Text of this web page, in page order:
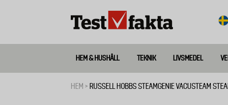
Huvudmeny
ny
HEM & HUSHÅLL TEKNIK LIVSMEDEL
HEM RUSSELL HOBBS STEAMGENIE VACUSTEAM